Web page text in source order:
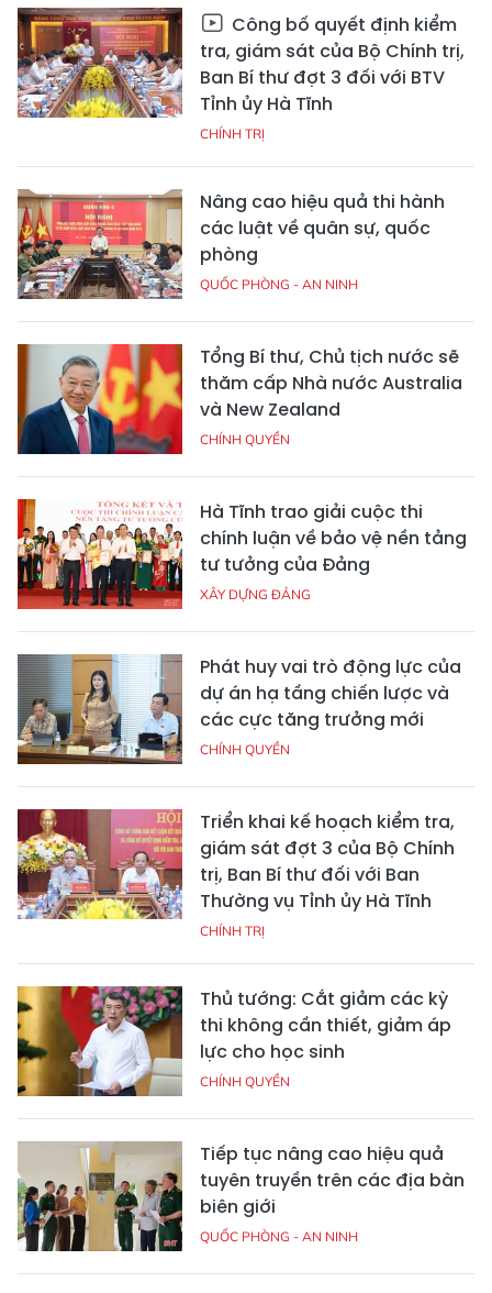
Công bố quyết định kiểm
tra, giám sát của Bộ Chính trị,
Ban Bí thư đợt 3 đối với BTV
Tỉnh ủy Hà Tĩnh
CHÍNH TRỊ
Nâng cao hiệu quả thi hành
các luật về quân sự, quốc
phòng
QUỐC PHÒNG - AN NINH
Tổng Bí thư, Chủ tịch nước sẽ
thăm cấp Nhà nước Australia
và New Zealand
CHÍNH QUYỀN
Hà Tĩnh trao giải cuộc thi
chính luận về bảo vệ nền tảng
tư tưởng của Đảng
XÂY DỰNG ĐẢNG
Phát huy vai trò động lực của
dự án hạ tầng chiến lược và
các cực tăng trưởng mới
CHÍNH QUYỀN
Triển khai kế hoạch kiểm tra,
giám sát đợt 3 của Bộ Chính
trị, Ban Bí thư đối với Ban
Thường vụ Tỉnh ủy Hà Tĩnh
CHÍNH TRỊ
Thủ tướng: Cắt giảm các kỳ
thi không cần thiết, giảm áp
lực cho học sinh
CHÍNH QUYỀN
Tiếp tục nâng cao hiệu quả
tuyên truyền trên các địa bàn
biên giới
QUỐC PHÒNG - AN NINH